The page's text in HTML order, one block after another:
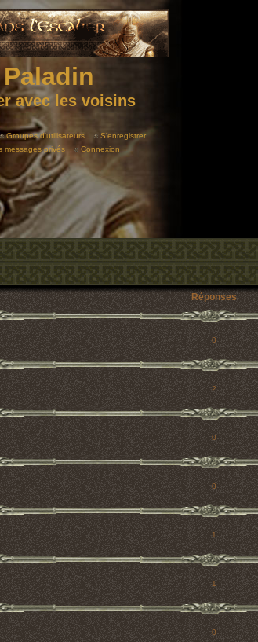
avec les voisins
Groupes d'utilisateurs
S'enregistrer
messages privés Connexion
Réponses
0
2
0
0
1
1
0